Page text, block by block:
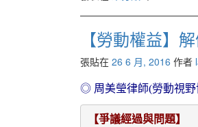
【勞動權益】
張貼在 26 6 月, 2016 作者
◎ 周美瑩律師(勞動視
【爭議經過與問題】